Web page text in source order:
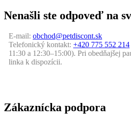
Nenašli ste odpoveď na
E-mail: obchod@petdiscont.sk
Telefonický kontakt: +420 775 552 214
11:30 a 12:30–15:00). Pri obedňajšej
linka k dispozícii.
Zákaznícka podpora